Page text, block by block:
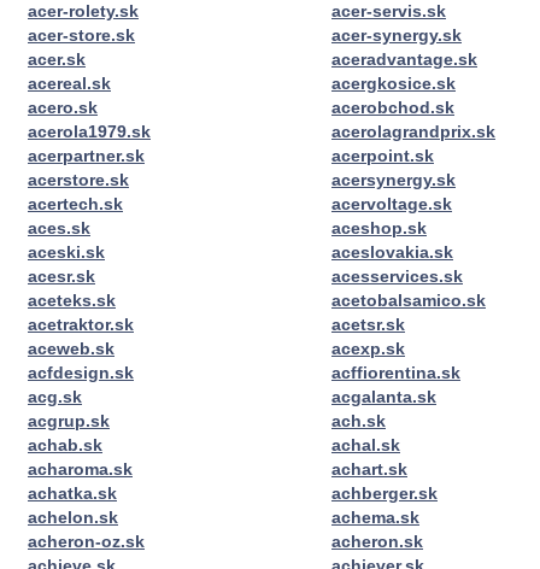
acer-rolety.sk
acer-servis.sk
acer-store.sk
acer-synergy.sk
acer.sk
aceradvantage.sk
acereal.sk
acergkosice.sk
acero.sk
acerobchod.sk
acerola1979.sk
acerolagrandprix.sk
acerpartner.sk
acerpoint.sk
acerstore.sk
acersynergy.sk
acertech.sk
acervoltage.sk
aces.sk
aceshop.sk
aceski.sk
aceslovakia.sk
acesr.sk
acesservices.sk
aceteks.sk
acetobalsamico.sk
acetraktor.sk
acetsr.sk
aceweb.sk
acexp.sk
acfdesign.sk
acffiorentina.sk
acg.sk
acgalanta.sk
acgrup.sk
ach.sk
achab.sk
achal.sk
acharoma.sk
achart.sk
achatka.sk
achberger.sk
achelon.sk
achema.sk
acheron-oz.sk
acheron.sk